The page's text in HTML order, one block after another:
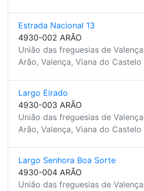
Estrada Nacional 13
4930-002 ARÃO
União das freguesias de
Arão, Valença, Viana do Castelo
Largo Eirado
4930-003 ARÃO
União das freguesias de
Arão, Valença, Viana do Castelo
Largo Senhora Boa Sorte
4930-004 ARÃO
União das freguesias de